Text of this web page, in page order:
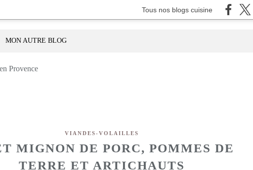
Tous nos blogs cuisine
MON AUTRE BLOG
VIANDES-VOLAILLES
MIGNON DE PORC, POMMES DE
TERRE ET ARTICHAUTS